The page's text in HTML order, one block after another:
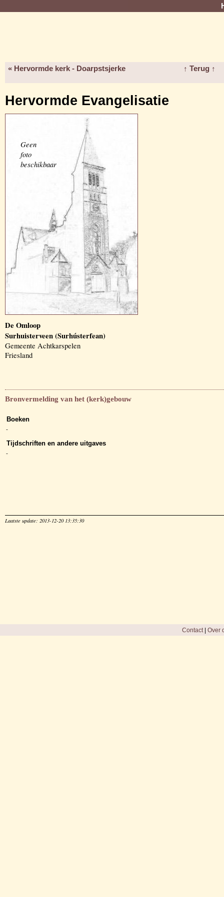
« Hervormde kerk - Doarpstsjerke ↑ Terug ↑
Hervormde Evangelisatie
Geen
foto
beschikbaar
De Omloop
Surhuisterveen (Surhústerfean)
Gemeente Achtkarspelen
Friesland
Bronvermelding van het (kerk)gebouw
Boeken
-
Tijdschriften en andere uitgaves
-
Laatste update: 2013-12-20 13:35:30
Contact| Over